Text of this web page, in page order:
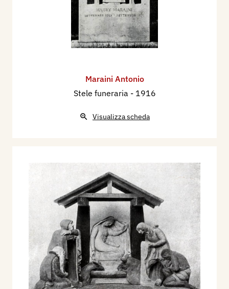
Maraini Antonio
Stele funeraria - 1916
Visualizza scheda